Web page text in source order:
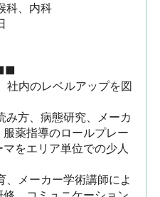
科、内科
社内のレベルアップを図
み方、病態研究、メーカ
薬指導のロールプレー
をエリア単位での少人
メーカー学術講師によ